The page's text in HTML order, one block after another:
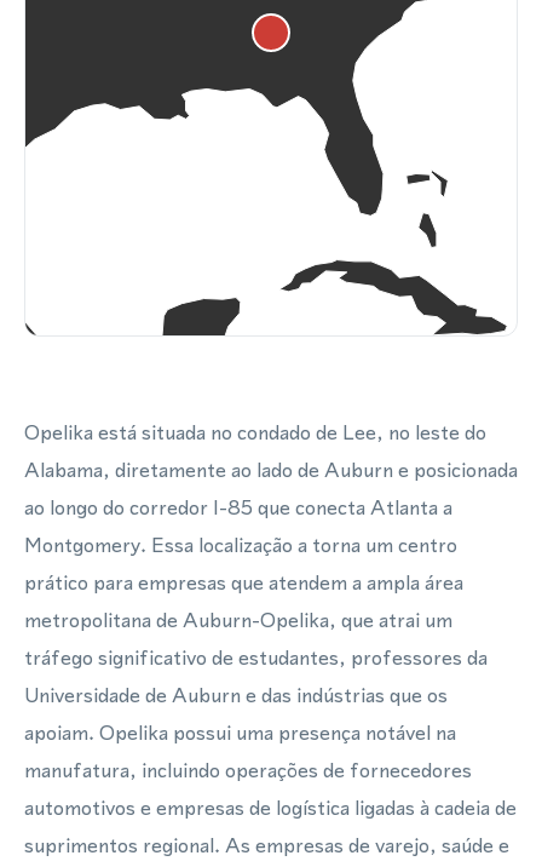
Opelika está situada no condado de Lee, no leste do
Alabama, diretamente ao lado de Auburn e posicionada
ao longo do corredor I-85 que conecta Atlanta a
Montgomery. Essa localização a torna um centro
prático para empresas que atendem a ampla área
metropolitana de Auburn-Opelika, que atrai um
tráfego significativo de estudantes, professores da
Universidade de Auburn e das indústrias que os
apoiam. Opelika possui uma presença notável na
manufatura, incluindo operações de fornecedores
automotivos e empresas de logística ligadas à cadeia de
suprimentos regional. As empresas de varejo, saúde e